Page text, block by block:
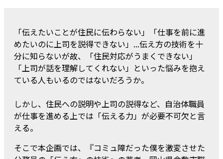
「伝えたいことが住民に伝わらない」「仕事を前に進
めたいのに上司を説得できない」...伝え方の技術を十
分に知らないが故、「住民対応がうまくできない」
「上司が話を理解してくれない」といった悩みを抱え
ている人もいるのではないだろうか。
しかし、住民への説明や上司の説得など、自治体職員
が仕事を進める上では「伝える力」が必要不可欠と言
える。
そこで本企画では、『コミュ障だった僕を激変させた